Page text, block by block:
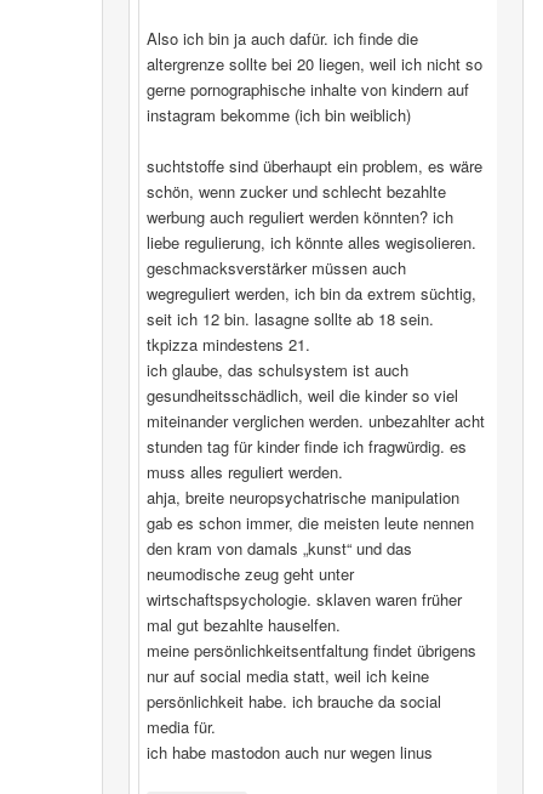
Also ich bin ja auch dafür. ich finde die
altergrenze sollte bei 20 liegen, weil ich nicht so
gerne pornographische inhalte von kindern auf
instagram bekomme (ich bin weiblich)
suchtstoffe sind überhaupt ein problem, es wäre
schön, wenn zucker und schlecht bezahlte
werbung auch reguliert werden könnten? ich
liebe regulierung, ich könnte alles wegisolieren.
geschmacksverstärker müssen auch
wegreguliert werden, ich bin da extrem süchtig,
seit ich 12 bin. lasagne sollte ab 18 sein.
tkpizza mindestens 21.
ich glaube, das schulsystem ist auch
gesundheitsschädlich, weil die kinder so viel
miteinander verglichen werden. unbezahlter acht
stunden tag für kinder finde ich fragwürdig. es
muss alles reguliert werden.
ahja, breite neuropsychatrische manipulation
gab es schon immer, die meisten leute nennen
den kram von damals „kunst“ und das
neumodische zeug geht unter
wirtschaftspsychologie. sklaven waren früher
mal gut bezahlte hauselfen.
meine persönlichkeitsentfaltung findet übrigens
nur auf social media statt, weil ich keine
persönlichkeit habe. ich brauche da social
media für.
ich habe mastodon auch nur wegen linus